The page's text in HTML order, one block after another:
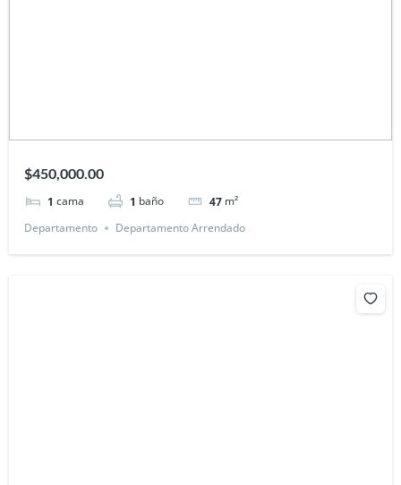
$450,000.00
1 cama 1 baño 47 m²
Departamento
Departamento Arrendado